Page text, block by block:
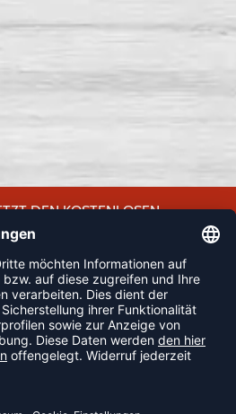
DEN KOSTENLOSEN
UND VERPASSE KEINE
ANMELDEN
FOLLOW US